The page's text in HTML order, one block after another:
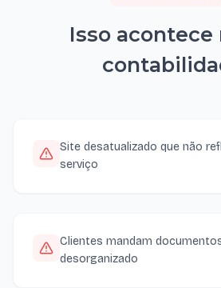
Isso acontece
Site desatualizado que não
serviço
Clientes mandam
desorganizado